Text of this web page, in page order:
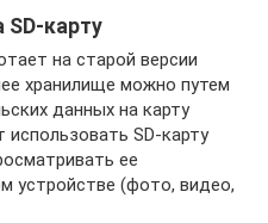
карту
на старой версии
хранилище можно путем
данных на карту
SD-карту
ее
устройстве (фото, видео,